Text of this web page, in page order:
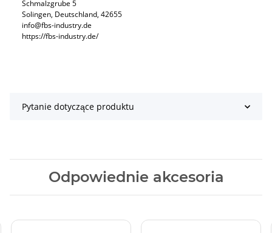
Schmalzgrube 5
Solingen, Deutschland, 42655
info@fbs-industry.de
https://fbs-industry.de/
Pytanie dotyczące produktu
Odpowiednie akcesoria